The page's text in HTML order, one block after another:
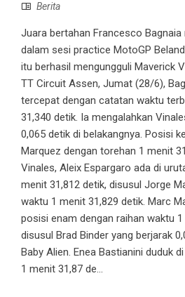
Berita
Juara bertahan Francesco
dalam sesi practice MotoGP
itu berhasil mengungguli Maverick
TT Circuit Assen, Jumat (28/6),
tercepat dengan catatan waktu
31,340 detik. Ia mengalahkan
0,065 detik di belakangnya. Posisi
Marquez dengan torehan 1 menit
Vinales, Aleix Espargaro ada di
menit 31,812 detik, disusul Jorge
waktu 1 menit 31,829 detik. Marc
posisi enam dengan raihan waktu
disusul Brad Binder yang berjarak
Baby Alien. Enea Bastianini duduk
1 menit 31,87 de...